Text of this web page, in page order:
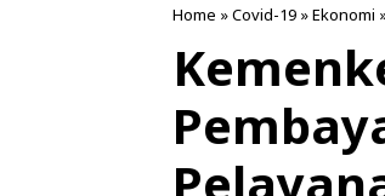
Home »Covid-19 »Ekonomi